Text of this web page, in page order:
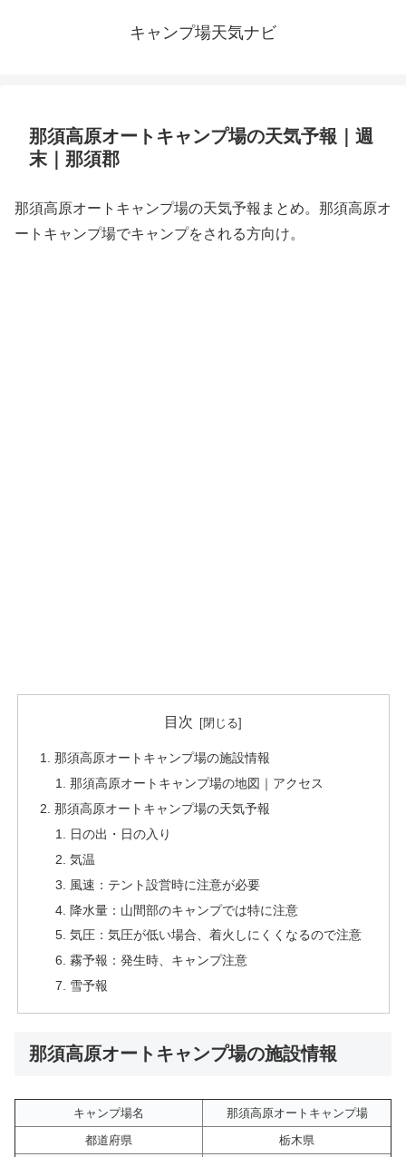
キャンプ場天気ナビ
那須高原オートキャンプ場の天気予報｜週
末｜那須郡
那須高原オートキャンプ場の天気予報まとめ。那須高原オ
ートキャンプ場でキャンプをされる方向け。
目次
那須高原オートキャンプ場の施設情報
那須高原オートキャンプ場の地図｜アクセス
那須高原オートキャンプ場の天気予報
日の出・日の入り
気温
風速：テント設営時に注意が必要
降水量：山間部のキャンプでは特に注意
気圧：気圧が低い場合、着火しにくくなるので注意
霧予報：発生時、キャンプ注意
雪予報
那須高原オートキャンプ場の施設情報
キャンプ場名
那須高原オートキャンプ場
都道府県
栃木県